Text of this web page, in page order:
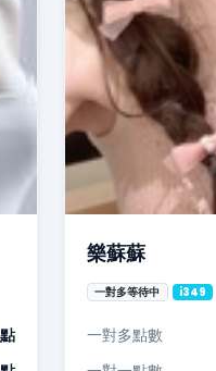
樂蘇蘇
一對多等待中 i349
一對多點數